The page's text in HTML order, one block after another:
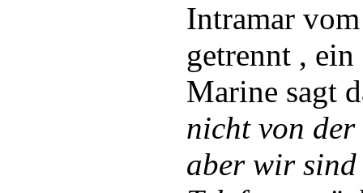
Intramar
getrennt , ein
Marine sagt
nicht von der
aber wir sind